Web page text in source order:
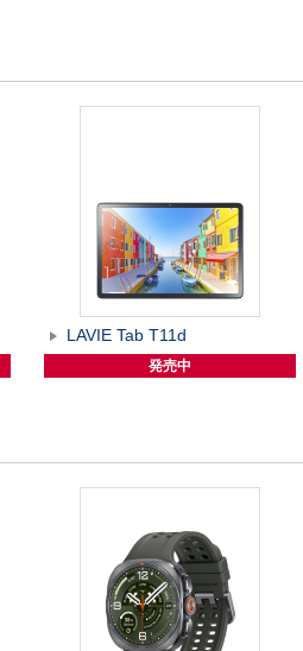
LAVIE Tab T11d
発売中